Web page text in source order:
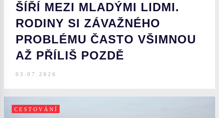
ŠÍŘÍ MEZI MLADÝMI LIDMI.
RODINY SI ZÁVAŽNÉHO
PROBLÉMU ČASTO VŠIMNOU
AŽ PŘÍLIŠ POZDĚ
03.07.2026
CESTOVÁNÍ